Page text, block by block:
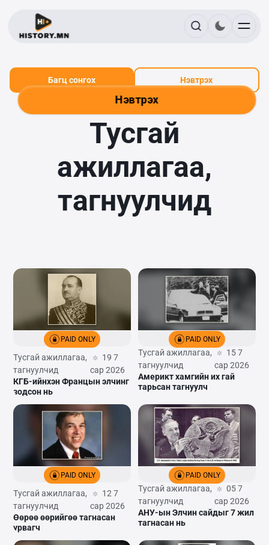
Нэвтрэх
Багц сонгох Нэвтрэх
Тусгай
ажиллагаа,
тагнуулчид
PAID ONLY
Тусгай ажиллагаа,
тагнуулчид
19 7
сар 2026
КГБ-ийнхэн Францын элчинг
зодсон нь
PAID ONLY
Тусгай ажиллагаа,
тагнуулчид
15 7
сар 2026
Америкт хамгийн их гай
тарьсан тагнуулч
PAID ONLY
Тусгай ажиллагаа,
тагнуулчид
12 7
сар 2026
Өөрөө өөрийгөө тагнасан
урвагч
PAID ONLY
Тусгай ажиллагаа,
тагнуулчид
05 7
сар 2026
АНУ-ын Элчин сайдыг 7 жил
тагнасан нь